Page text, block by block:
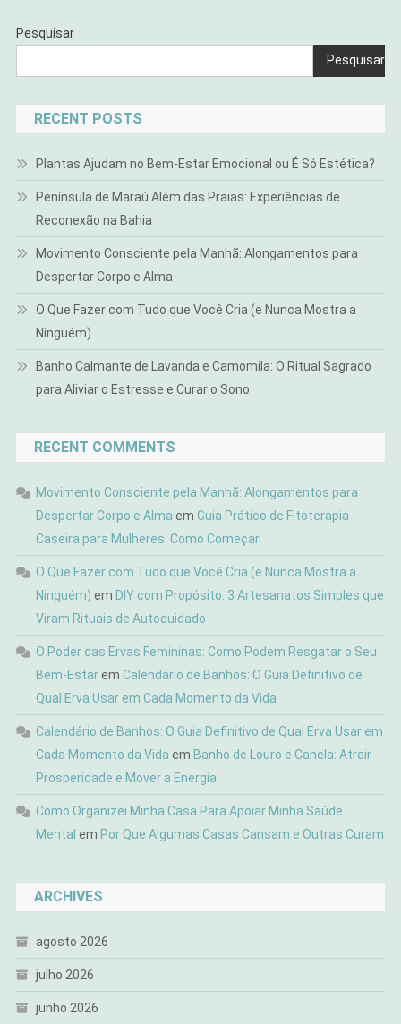
Pesquisar
Pesquisar
RECENT POSTS
Plantas Ajudam no Bem-Estar Emocional ou É Só Estética?
Península de Maraú Além das Praias: Experiências de
Reconexão na Bahia
Movimento Consciente pela Manhã: Alongamentos para
Despertar Corpo e Alma
O Que Fazer com Tudo que Você Cria (e Nunca Mostra a
Ninguém)
Banho Calmante de Lavanda e Camomila: O Ritual Sagrado
para Aliviar o Estresse e Curar o Sono
RECENT COMMENTS
Movimento Consciente pela Manhã: Alongamentos para
Despertar Corpo e Alma em Guia Prático de Fitoterapia
Caseira para Mulheres: Como Começar
O Que Fazer com Tudo que Você Cria (e Nunca Mostra a
Ninguém) em DIY com Propósito: 3 Artesanatos Simples que
Viram Rituais de Autocuidado
O Poder das Ervas Femininas: Como Podem Resgatar o Seu
Bem-Estarem Calendário de Banhos: O Guia Definitivo de
Qual Erva Usar em Cada Momento da Vida
Calendário de Banhos: O Guia Definitivo de Qual Erva Usar em
Cada Momento da Vida em Banho de Louro e Canela: Atrair
Prosperidade e Mover a Energia
Como Organizei Minha Casa Para Apoiar Minha Saúde
Mental em Por Que Algumas Casas Cansam e Outras Curam
ARCHIVES
agosto 2026
julho 2026
junho 2026